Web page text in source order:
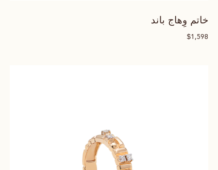
خاتم وِهاج باند
$1,598